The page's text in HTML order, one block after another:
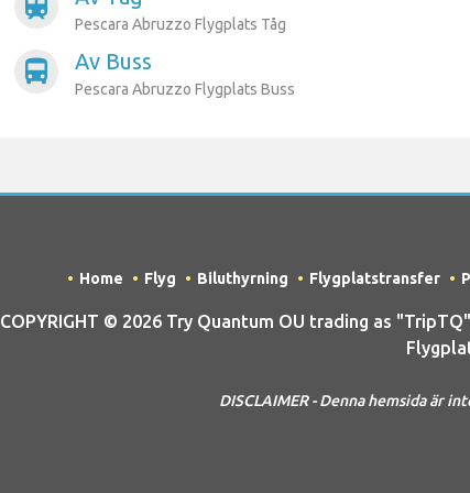
Pescara Abruzzo Flygplats Tåg
directions_bus Av Buss
Pescara Abruzzo Flygplats Buss
Home Flyg Biluthyrning Flygplatstransfer
COPYRIGHT © 2026 Try Quantum OU trading as
DISCLAIMER - Denna hemsida är